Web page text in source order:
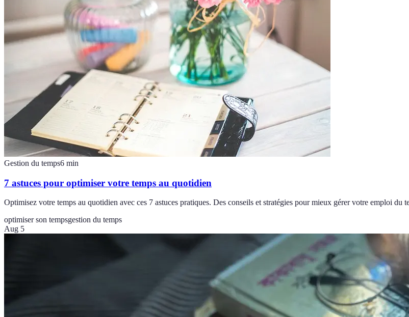
Gestion du temps6 min
7 astuces pour optimiser votre temps au quotidien
Optimisez votre temps au quotidien avec ces 7 astuces pratiques. Des conseils et stratégies pour mieux gérer votre emploi du
optimiser son tempsgestion du temps
Aug 5